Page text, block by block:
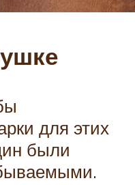
для этих
были